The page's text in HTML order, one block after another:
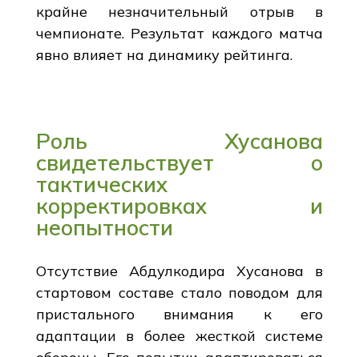
крайне незначительный отрыв в
чемпионате. Результат каждого матча
явно влияет на динамику рейтинга.
Роль Хусанова
свидетельствует о
тактических
корректировках и
неопытности
Отсутствие Абдулкодира Хусанова в
стартовом составе стало поводом для
пристального внимания к его
адаптации в более жесткой системе